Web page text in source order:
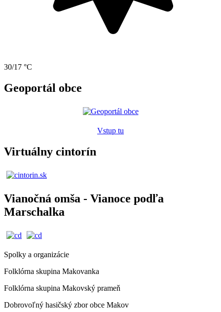
30/17 °C
Geoportál obce
Vstup tu
Virtuálny cintorín
Vianočná omša - Vianoce podľa
Marschalka
Spolky a organizácie
Folklórna skupina Makovanka
Folklórna skupina Makovský prameň
Dobrovoľný hasičský zbor obce Makov